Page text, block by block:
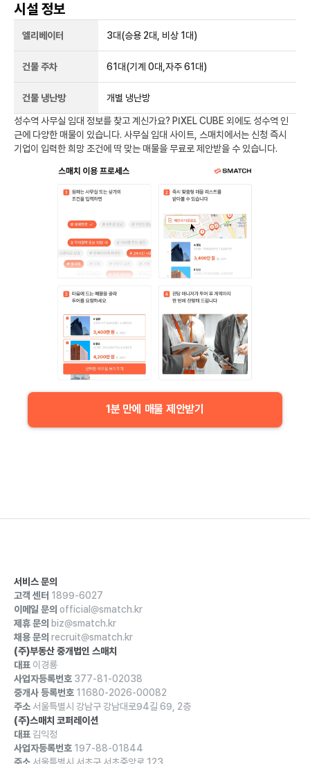
시설 정보
엘리베이터 3대(승용 2대, 비상 1대)
건물 주차 61 대(기계 0대,자주 61대)
건물 냉난방 개별 냉난방
성수역 사무실 임대 정보를 찾고 계신가요? PIXEL CUBE 외에도 성수역 인
근에 다양한 매물이 있습니다. 사무실 임대 사이트, 스매치에서는 신청 즉시
기업이 입력한 희망 조건에 딱 맞는 매물을 무료로 제안받을 수 있습니다.
1분 만에 매물 제안받기
서비스 문의
고객 센터 1899-6027
이메일 문의 official@smatch.kr
제휴 문의 biz@smatch.kr
채용 문의 recruit@smatch.kr
(주)부동산 중개법인 스매치
대표 이경룡
사업자등록번호 377-81-02038
중개사 등록번호 11680-2026-00082
주소 서울특별시 강남구 강남대로94길 69, 2층
(주)스매치 코퍼레이션
대표 김익정
사업자등록번호 197-88-01844
주소 서울특별시 서초구 서초중앙로 123